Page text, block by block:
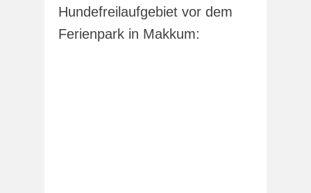
Hundefreilaufgebiet vor dem
Ferienpark in Makkum: